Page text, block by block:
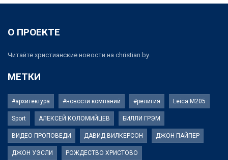
О ПРОЕКТЕ
Читайте христианские новости на christian.by.
МЕТКИ
#архитектура #новости компаний #религия Leica M205
Sport АЛЕКСЕЙ КОЛОМИЙЦЕВ БИЛЛИ ГРЭМ
ВИДЕО ПРОПОВЕДИ ДАВИД ВИЛКЕРСОН ДЖОН ПАЙПЕР
ДЖОН УЭСЛИ РОЖДЕСТВО ХРИСТОВО